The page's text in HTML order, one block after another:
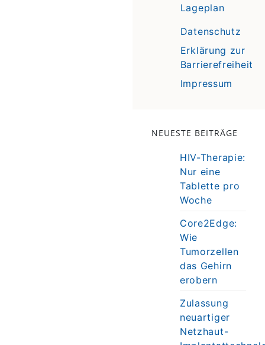
Lageplan
Datenschutz
Erklärung zur
Barrierefreiheit
Impressum
NEUESTE BEITRÄGE
HIV-Therapie:
Nur eine
Tablette pro
Woche
Core2Edge:
Wie
Tumorzellen
das Gehirn
erobern
Zulassung
neuartiger
Netzhaut-